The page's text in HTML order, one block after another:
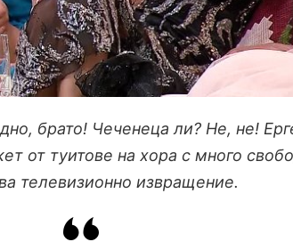
брато! Чеченеца ли? Не, не!
от туитове на хора с много
телевизионно извращение.